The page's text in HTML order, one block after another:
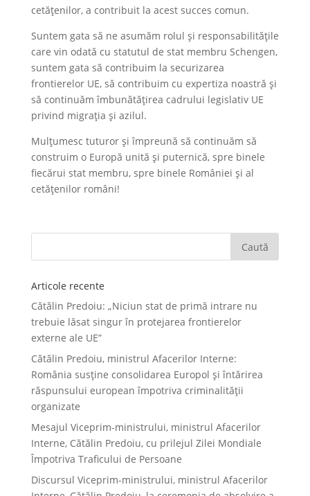
cetățenilor, a contribuit la acest succes comun.
Suntem gata să ne asumăm rolul și responsabilitățile
care vin odată cu statutul de stat membru Schengen,
suntem gata să contribuim la securizarea
frontierelor UE, să contribuim cu expertiza noastră și
să continuăm îmbunătățirea cadrului legislativ UE
privind migrația și azilul.
Mulțumesc tuturor și împreună să continuăm să
construim o Europă unită și puternică, spre binele
fiecărui stat membru, spre binele României și al
cetățenilor români!
Articole recente
Cătălin Predoiu: „Niciun stat de primă intrare nu
trebuie lăsat singur în protejarea frontierelor
externe ale UE”
Cătălin Predoiu, ministrul Afacerilor Interne:
România susține consolidarea Europol și întărirea
răspunsului european împotriva criminalității
organizate
Mesajul Viceprim-ministrului, ministrul Afacerilor
Interne, Cătălin Predoiu, cu prilejul Zilei Mondiale
Împotriva Traficului de Persoane
Discursul Viceprim-ministrului, ministrul Afacerilor